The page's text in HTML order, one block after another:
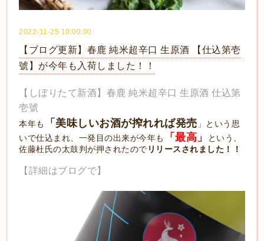
2022-11-25 10:00:00
【ブログ更新】春鹿 純米超辛口 生原酒 【仕込第壱
號】が今年も入荷しました！！
【しぼりたて新酒】春鹿 純米超辛口 生原酒 仕込第
壱號
本年も 「美味しいお酒が搾れれば発売 」という思
いで仕込まれ、一発目の出来が今年も
「最高」
という、
佐藤杜氏の太鼓判が押されたので リリースされました！！
【詳細はブログで】